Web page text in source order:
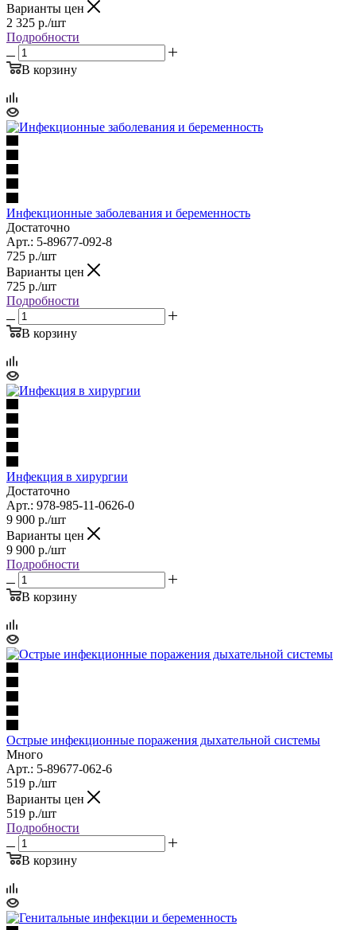
Варианты цен
2 325 р./шт
Подробности
В корзину
Инфекционные заболевания и беременность
Достаточно
Арт.: 5-89677-092-8
725 р./шт
Варианты цен
725 р./шт
Подробности
В корзину
Инфекция в хирургии
Достаточно
Арт.: 978-985-11-0626-0
9 900 р./шт
Варианты цен
9 900 р./шт
Подробности
В корзину
Острые инфекционные поражения дыхательной системы
Много
Арт.: 5-89677-062-6
519 р./шт
Варианты цен
519 р./шт
Подробности
В корзину